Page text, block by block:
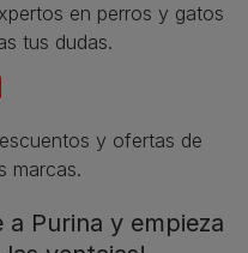
en perros y gatos
tus dudas.​
y ofertas de
marcas.​
a Purina y empieza